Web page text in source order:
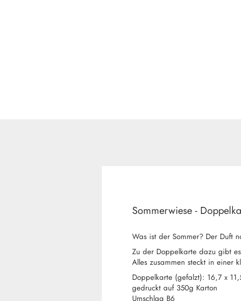
Sommerwiese -
Was ist der Sommer? Der Duft
Zu der Doppelkarte dazu gibt
Alles zusammen steckt in einer
Doppelkarte (gefalzt): 16,7 x
gedruckt auf 350g Karton
Umschlag B6